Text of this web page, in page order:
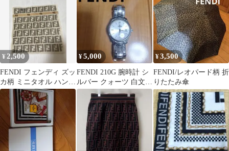
¥2,500
FENDI フェンディ ズッ
カ柄 ミニタオル ハンカ
チ
¥5,000
FENDI 210G 腕時計 シ
ルバー クォーツ 白文字
盤 FF レディース
¥3,500
FENDI/レオパード柄 折
りたたみ傘